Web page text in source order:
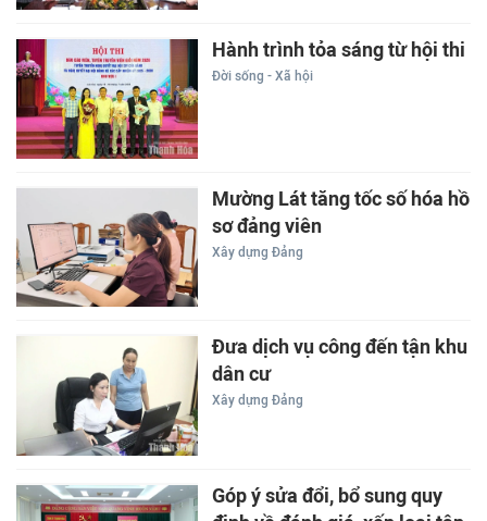
Hành trình tỏa sáng từ hội thi
Đời sống - Xã hội
Mường Lát tăng tốc số hóa hồ
sơ đảng viên
Xây dựng Đảng
Đưa dịch vụ công đến tận khu
dân cư
Xây dựng Đảng
Góp ý sửa đổi, bổ sung quy